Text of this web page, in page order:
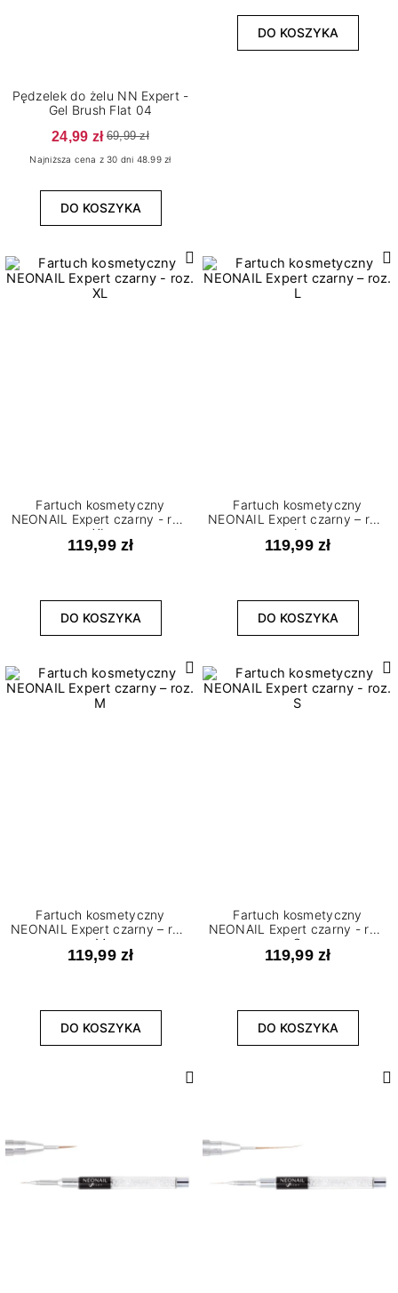
Pędzelek do żelu NN Expert -
Gel Brush Flat 04
24,99 zł 69,99 zł
Najniższa cena z 30 dni 48.99 zł
DO KOSZYKA
DO KOSZYKA
Fartuch kosmetyczny
NEONAIL Expert czarny - roz.
XL
119,99 zł
DO KOSZYKA
Fartuch kosmetyczny
NEONAIL Expert czarny – roz.
L
119,99 zł
DO KOSZYKA
Fartuch kosmetyczny
NEONAIL Expert czarny – roz.
M
119,99 zł
DO KOSZYKA
Fartuch kosmetyczny
NEONAIL Expert czarny - roz.
S
119,99 zł
DO KOSZYKA